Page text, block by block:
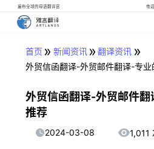
遍布全球的母语翻译官 电
首页 » 新闻资讯» 翻译资讯 »
外贸信函翻译-外贸邮件翻译-专
外贸信函翻译-外贸邮件翻
推荐
2024-03-08 1,011